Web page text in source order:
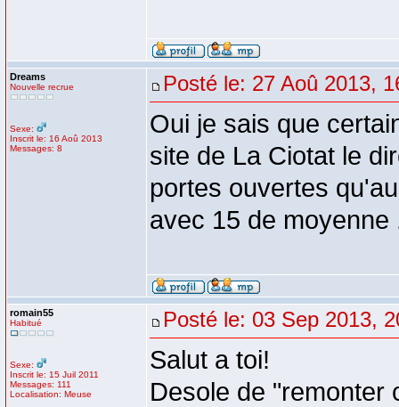
Dreams
Nouvelle recrue
Sexe:
Inscrit le: 16 Aoû 2013
Messages: 8
Posté le: 27 Aoû 2013,
Oui je sais que
site de La Ciotat le
portes ouvertes
avec 15 de
romain55
Habitué
Sexe:
Inscrit le: 15 Juil 2011
Messages: 111
Localisation: Meuse
Posté le: 03 Sep 2013,
Salut a toi!
Desole de "remonter